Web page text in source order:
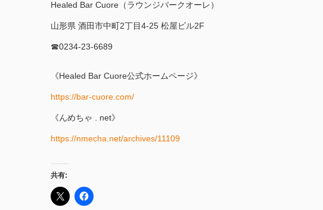
Healed Bar Cuore（ラウンジバークオーレ）
山形県 酒田市中町2丁目4-25 松屋ビル2F
☎︎0234-23-6689
《Healed Bar Cuore公式ホームページ》
https://bar-cuore.com/
《んめちゃ . net》
https://nmecha.net/archives/11109
共有: